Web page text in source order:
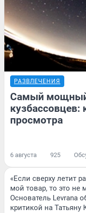
РАЗВЛЕЧЕНИЯ
Самый мощный
кузбассовцев:
просмотра
6 августа 925
«Если сверху летит
мой товар, то это не
Основатель Levrana
критикой на Татьяну